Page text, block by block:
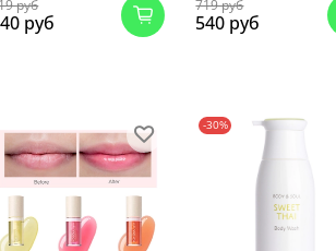
руб
руб
719 руб
540 руб
-30%